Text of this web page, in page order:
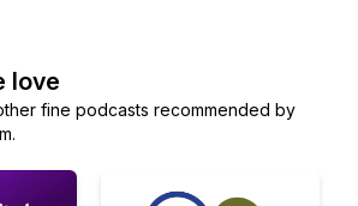
love
fine podcasts recommended by